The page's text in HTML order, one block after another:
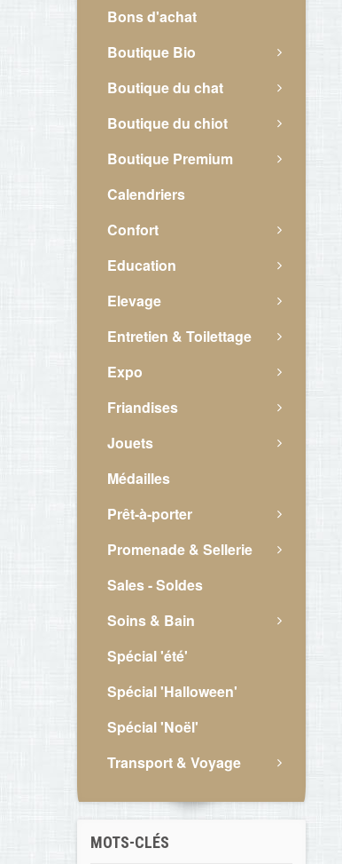
Bons d'achat
Boutique Bio
Boutique du chat
Boutique du chiot
Boutique Premium
Calendriers
Confort
Education
Elevage
Entretien & Toilettage
Expo
Friandises
Jouets
Médailles
Prêt-à-porter
Promenade & Sellerie
Sales - Soldes
Soins & Bain
Spécial 'été'
Spécial 'Halloween'
Spécial 'Noël'
Transport & Voyage
MOTS-CLÉS